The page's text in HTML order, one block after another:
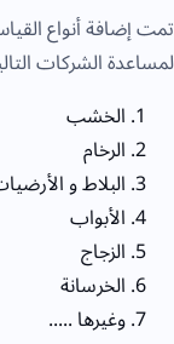
تمت إضافة أنواع
لمساعدة الشركات
الخشب
الرخام
البلاط و
الأبواب
الزجاج
الخرسانة
وغيرها .....